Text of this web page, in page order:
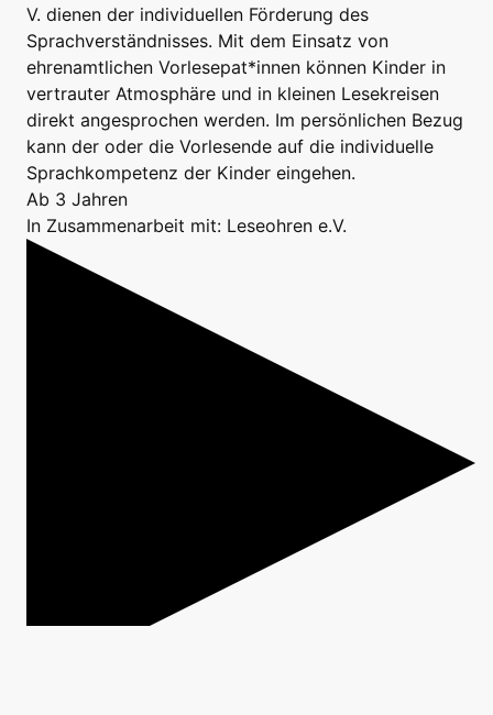
V. dienen der individuellen Förderung des
Sprachverständnisses. Mit dem Einsatz von
ehrenamtlichen Vorlesepat*innen können Kinder in
vertrauter Atmosphäre und in kleinen Lesekreisen
direkt angesprochen werden. Im persönlichen Bezug
kann der oder die Vorlesende auf die individuelle
Sprachkompetenz der Kinder eingehen.
Ab 3 Jahren
In Zusammenarbeit mit: Leseohren e.V.